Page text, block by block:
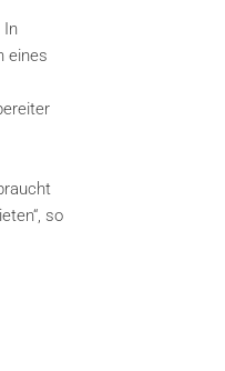
eines
so